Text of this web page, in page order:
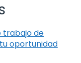
trabajo de
oportunidad